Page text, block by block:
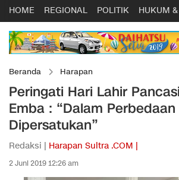
HOME REGIONAL POLITIK HUKUM
Beranda Harapan
Peringati Hari Lahir
Emba : “Dalam
Dipersatukan”
Redaksi | Harapan Sultra .COM |
2 Juni 2019 12:26 am